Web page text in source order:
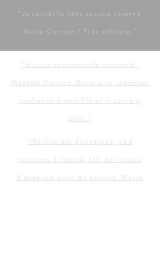
“Je conseille sans aucune réserve
Marie Carrion ! Très efficace."
“Je vous recommande vivement.
Madame Carrion Marie a su redonner
confiance à mon fils et il adore y
aller."
“Ma fille est dyslexique, va à
reculons à l’école, fait des crises
d’angoisse pour les devoirs. Marie